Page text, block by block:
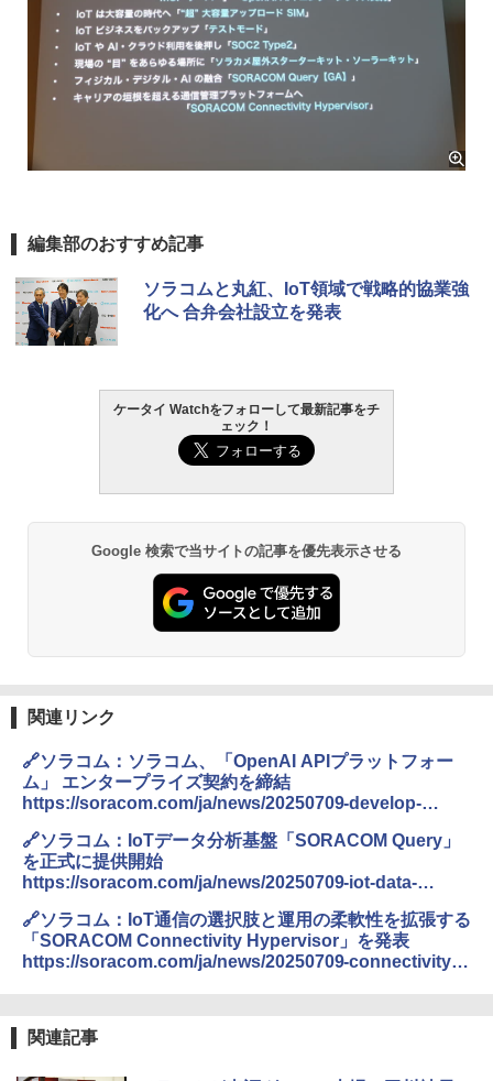
編集部のおすすめ記事
ソラコムと丸紅、IoT領域で戦略的協業強
化へ 合弁会社設立を発表
ケータイ Watchをフォローして最新記事をチ
ェック！
Google 検索で当サイトの記事を優先表示させる
関連リンク
🔗ソラコム：ソラコム、「OpenAI APIプラットフォー
ム」 エンタープライズ契約を締結
https://soracom.com/ja/news/20250709-develop-
🔗ソラコム：IoTデータ分析基盤「SORACOM Query」
を正式に提供開始
https://soracom.com/ja/news/20250709-iot-data-
🔗ソラコム：IoT通信の選択肢と運用の柔軟性を拡張する
「SORACOM Connectivity Hypervisor」を発表
https://soracom.com/ja/news/20250709-connectivity-
関連記事